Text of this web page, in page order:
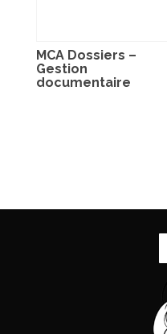
MCA Dossiers –
Gestion
documentaire